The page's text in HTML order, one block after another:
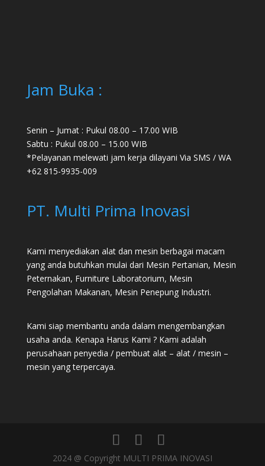
Jam Buka :
Senin – Jumat : Pukul 08.00 – 17.00 WIB
Sabtu : Pukul 08.00 – 15.00 WIB
*Pelayanan melewati jam kerja dilayani Via SMS / WA
+62 815-9935-009
PT. Multi Prima Inovasi
Kami menyediakan alat dan mesin berbagai macam
yang anda butuhkan mulai dari Mesin Pertanian, Mesin
Peternakan, Furniture Laboratorium, Mesin
Pengolahan Makanan, Mesin Penepung Industri.
Kami siap membantu anda dalam mengembangkan
usaha anda. Kenapa Harus Kami ? Kami adalah
perusahaan penyedia / pembuat alat – alat / mesin –
mesin yang terpercaya.
2024 @ Copyright MULTI PRIMA INOVASI